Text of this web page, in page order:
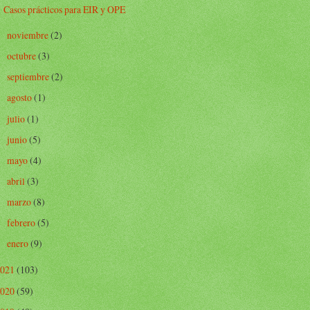
Casos prácticos para EIR y OPE
noviembre(2)
octubre(3)
septiembre(2)
agosto(1)
julio(1)
junio(5)
mayo(4)
abril(3)
marzo(8)
febrero(5)
enero(9)
(103)
(59)